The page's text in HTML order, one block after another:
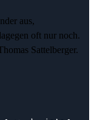
aus,
oft nur noch.
Sattelberger.